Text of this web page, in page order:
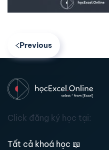
Previous
Click đăng ký học tại:
Tất cả khoá học 📖